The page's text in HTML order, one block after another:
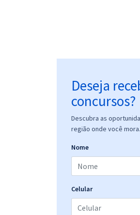
Deseja
concursos?
Descubra as
região onde você mora.
Nome
Celular